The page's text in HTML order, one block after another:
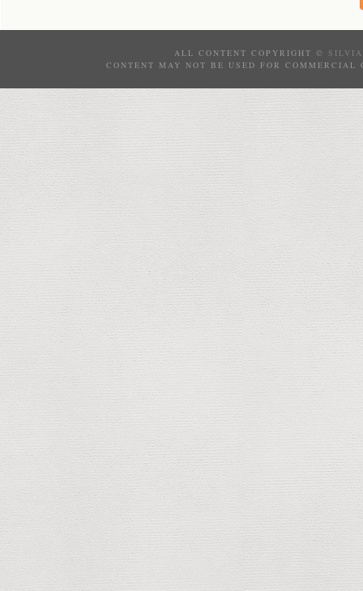
ALL CONTENT COPYRIGHT ©
CONTENT MAY NOT BE USED FOR COMMERCIAL